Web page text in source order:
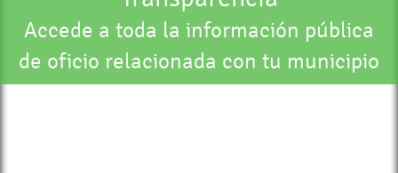
Accede a toda la información pública
de oficio relacionada con tu municipio